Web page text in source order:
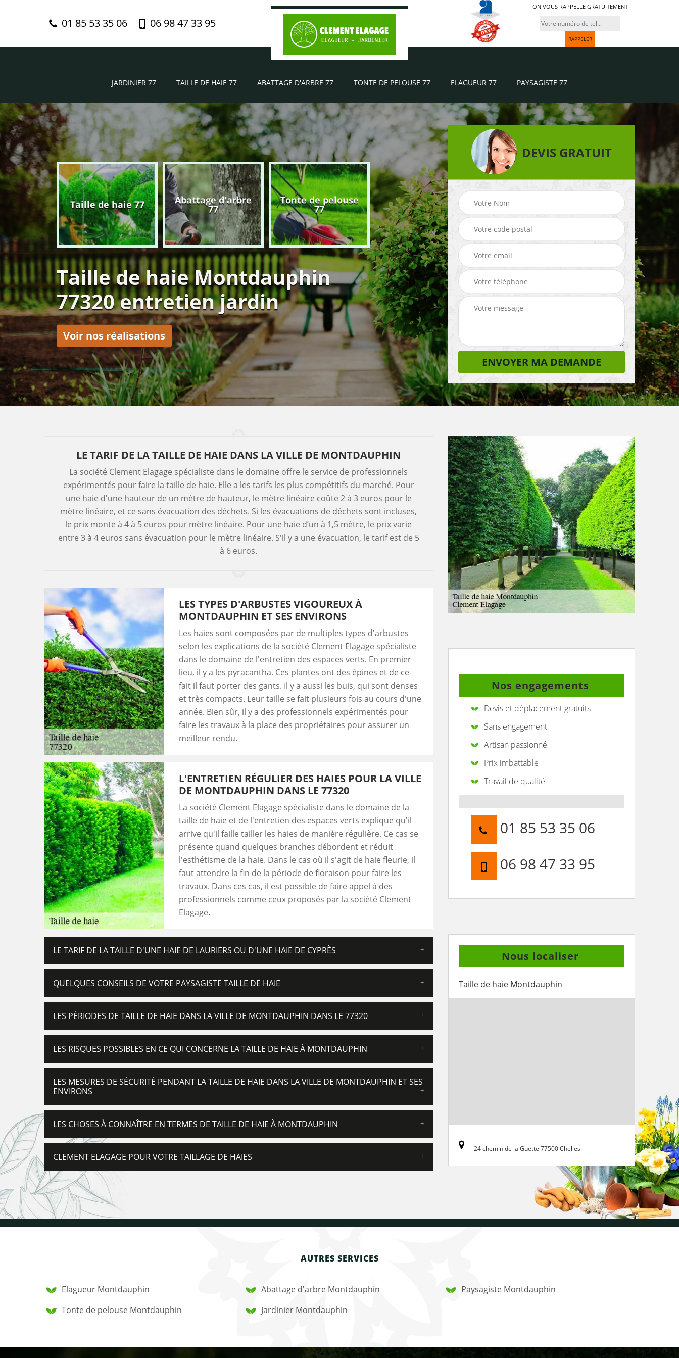
01 85 53 35 06 06 98 47 33 95
ON VOUS RAPPELLE GRATUITEMENT
JARDINIER 77 TAILLE DE HAIE 77 ABATTAGE D'ARBRE 77 TONTE DE PELOUSE 77 ELAGUEUR 77 PAYSAGISTE 77
Taille de haie 77 Abattage d'arbre
77
Tonte de pelouse
77 Elagueur 77 Paysagiste 77 Jardinier 77
Taille de haie Montdauphin
77320 entretien jardin
Voir nos réalisations
DEVIS GRATUIT
LE TARIF DE LA TAILLE DE HAIE DANS LA VILLE DE MONTDAUPHIN
La société Clement Elagage spécialiste dans le domaine offre le service de professionnels
expérimentés pour faire la taille de haie. Elle a les tarifs les plus compétitifs du marché. Pour
une haie d'une hauteur de un mètre de hauteur, le mètre linéaire coûte 2 à 3 euros pour le
mètre linéaire, et ce sans évacuation des déchets. Si les évacuations de déchets sont incluses,
le prix monte à 4 à 5 euros pour mètre linéaire. Pour une haie d’un à 1,5 mètre, le prix varie
entre 3 à 4 euros sans évacuation pour le mètre linéaire. S'il y a une évacuation, le tarif est de 5
à 6 euros.
LES TYPES D'ARBUSTES VIGOUREUX À
MONTDAUPHIN ET SES ENVIRONS
Les haies sont composées par de multiples types d'arbustes
selon les explications de la société Clement Elagage spécialiste
dans le domaine de l'entretien des espaces verts. En premier
lieu, il y a les pyracantha. Ces plantes ont des épines et de ce
fait il faut porter des gants. Il y a aussi les buis, qui sont denses
et très compacts. Leur taille se fait plusieurs fois au cours d'une
année. Bien sûr, il y a des professionnels expérimentés pour
faire les travaux à la place des propriétaires pour assurer un
meilleur rendu.
L'ENTRETIEN RÉGULIER DES HAIES POUR LA VILLE
DE MONTDAUPHIN DANS LE 77320
La société Clement Elagage spécialiste dans le domaine de la
taille de haie et de l'entretien des espaces verts explique qu'il
arrive qu'il faille tailler les haies de manière régulière. Ce cas se
présente quand quelques branches débordent et réduit
l'esthétisme de la haie. Dans le cas où il s'agit de haie fleurie, il
faut attendre la fin de la période de floraison pour faire les
travaux. Dans ces cas, il est possible de faire appel à des
professionnels comme ceux proposés par la société Clement
Elagage.
LE TARIF DE LA TAILLE D'UNE HAIE DE LAURIERS OU D'UNE HAIE DE CYPRÈS
QUELQUES CONSEILS DE VOTRE PAYSAGISTE TAILLE DE HAIE
LES PÉRIODES DE TAILLE DE HAIE DANS LA VILLE DE MONTDAUPHIN DANS LE 77320
LES RISQUES POSSIBLES EN CE QUI CONCERNE LA TAILLE DE HAIE À MONTDAUPHIN
LES MESURES DE SÉCURITÉ PENDANT LA TAILLE DE HAIE DANS LA VILLE DE MONTDAUPHIN ET SES
ENVIRONS
LES CHOSES À CONNAÎTRE EN TERMES DE TAILLE DE HAIE À MONTDAUPHIN
CLEMENT ELAGAGE POUR VOTRE TAILLAGE DE HAIES
Nos engagements
Devis et déplacement gratuits
Sans engagement
Artisan passionné
Prix imbattable
Travail de qualité
01 85 53 35 06
06 98 47 33 95
Nous localiser
Taille de haie Montdauphin
24 chemin de la Guette 77500 Chelles
AUTRES SERVICES
Elagueur Montdauphin
Tonte de pelouse Montdauphin
Abattage d'arbre Montdauphin
Jardinier Montdauphin
Paysagiste Montdauphin